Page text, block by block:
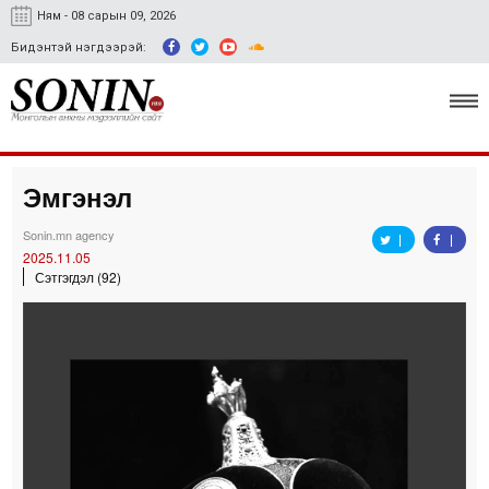
Ням - 08 сарын 09, 2026
Бидэнтэй нэгдээрэй:
Easy news
Эмгэнэл
Sonin.mn agency
2025.11.05
Сэтгэгдэл (92)